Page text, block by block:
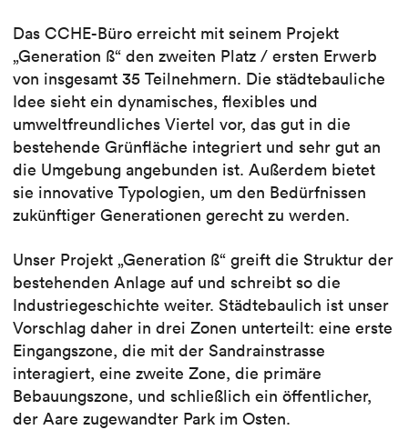
Das CCHE-Büro erreicht mit seinem Projekt
„Generation ß“ den zweiten Platz / ersten Erwerb
von insgesamt 35 Teilnehmern. Die städtebauliche
Idee sieht ein dynamisches, flexibles und
umweltfreundliches Viertel vor, das gut in die
bestehende Grünfläche integriert und sehr gut an
die Umgebung angebunden ist. Außerdem bietet
sie innovative Typologien, um den Bedürfnissen
zukünftiger Generationen gerecht zu werden.
Unser Projekt „Generation ß“ greift die Struktur der
bestehenden Anlage auf und schreibt so die
Industriegeschichte weiter. Städtebaulich ist unser
Vorschlag daher in drei Zonen unterteilt: eine erste
Eingangszone, die mit der Sandrainstrasse
interagiert, eine zweite Zone, die primäre
Bebauungszone, und schließlich ein öffentlicher,
der Aare zugewandter Park im Osten.